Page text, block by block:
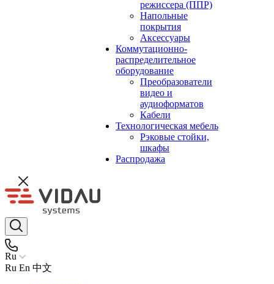
режиссера (ППР)
Напольные
покрытия
Аксессуары
Коммутационно-
распределительное
оборудование
Преобразователи
видео и
аудиоформатов
Кабели
Технологическая мебель
Рэковые стойки,
шкафы
Распродажа
Ru
Ru En 中文